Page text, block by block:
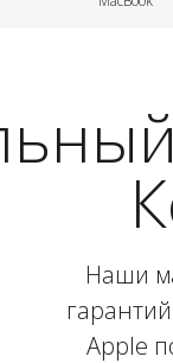
Наши
Apple